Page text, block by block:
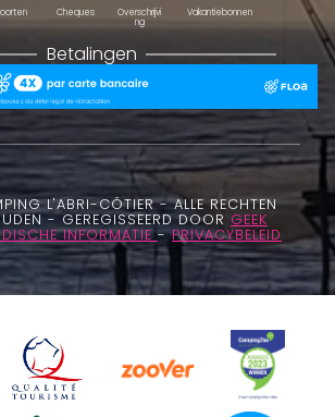
Cheques
Overschrijvi
ng
Vakantiebonnen
Betalingen
L'ABRI-CÔTIER - ALLE RECHTEN
- GEREGISSEERD DOOR GEEK
INFORMATIE-PRIVACYBELEID